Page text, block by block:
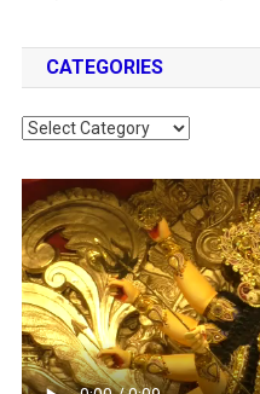
CATEGORIES
Categories